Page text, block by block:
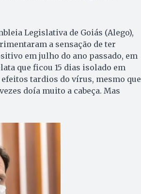
Legislativa de Goiás (Alego),
a sensação de ter
em julho do ano passado, em
que ficou 15 dias isolado em
tardios do vírus, mesmo que
doía muito a cabeça. Mas